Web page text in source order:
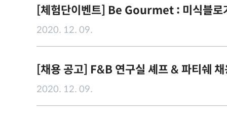
[체험단이벤트] Be Gourmet : 미식블로
2020. 12. 09.
[채용 공고] F&B 연구실 셰프 & 파티쉐
2020. 12. 09.